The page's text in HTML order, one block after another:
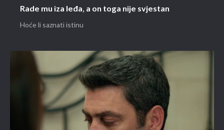
Rade mu iza leđa, a on toga nije svjestan
Hoće li saznati istinu